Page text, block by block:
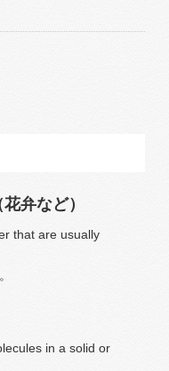
弁など）
that are usually
in a solid or